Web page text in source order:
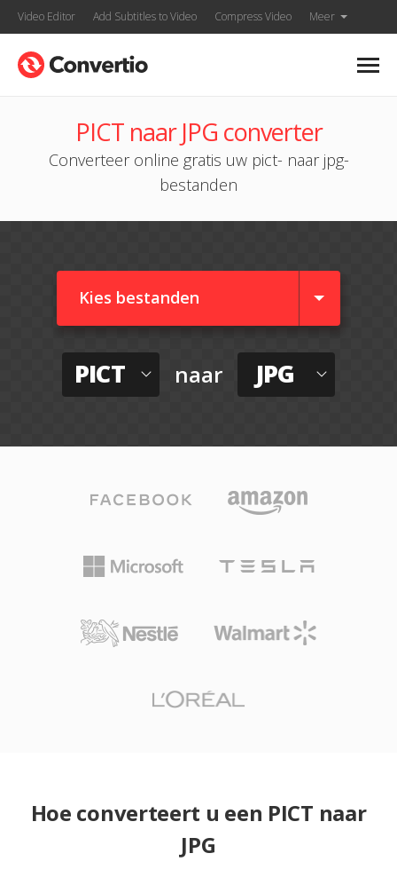
Video Editor Add Subtitles to Video Compress Video Meer
PICT naar JPG converter
Converteer online gratis uw pict- naar jpg-
bestanden
Kies bestanden
PICT naar JPG
Hoe converteert u een PICT naar
JPG